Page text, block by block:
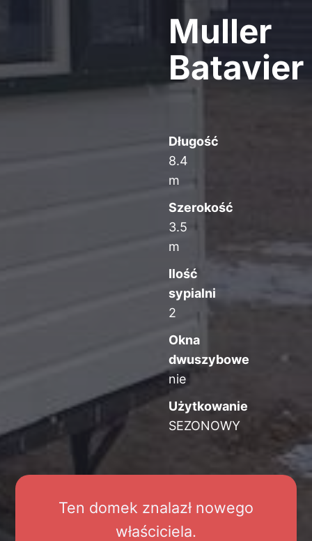
Ten domek znalazł nowego
właściciela.
Muller
Batavier
Długość
8.4
m
Szerokość
3.5
m
Ilość
sypialni
2
Okna
dwuszybowe
nie
Użytkowanie
SEZONOWY